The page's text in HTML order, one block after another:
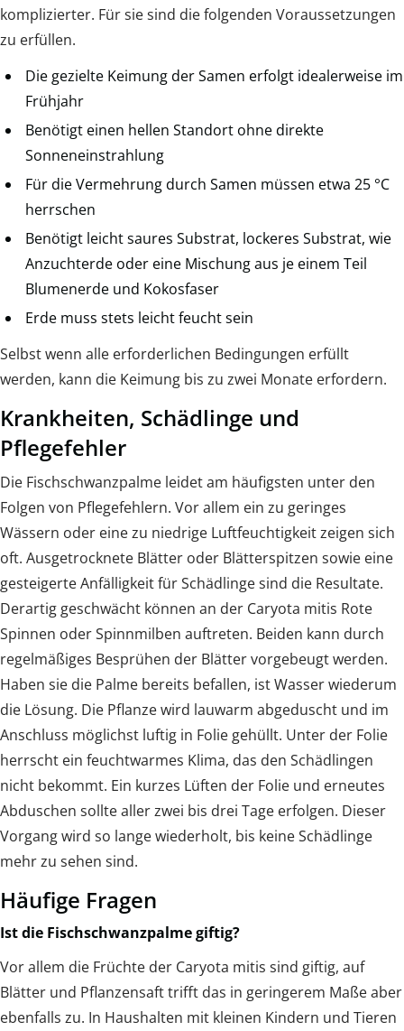
komplizierter. Für sie sind die folgenden Voraussetzungen
zu erfüllen.
Die gezielte Keimung der Samen erfolgt idealerweise im
Frühjahr
Benötigt einen hellen Standort ohne direkte
Sonneneinstrahlung
Für die Vermehrung durch Samen müssen etwa 25 °C
herrschen
Benötigt leicht saures Substrat, lockeres Substrat, wie
Anzuchterde oder eine Mischung aus je einem Teil
Blumenerde und Kokosfaser
Erde muss stets leicht feucht sein
Selbst wenn alle erforderlichen Bedingungen erfüllt
werden, kann die Keimung bis zu zwei Monate erfordern.
Krankheiten, Schädlinge und
Pflegefehler
Die Fischschwanzpalme leidet am häufigsten unter den
Folgen von Pflegefehlern. Vor allem ein zu geringes
Wässern oder eine zu niedrige Luftfeuchtigkeit zeigen sich
oft. Ausgetrocknete Blätter oder Blätterspitzen sowie eine
gesteigerte Anfälligkeit für Schädlinge sind die Resultate.
Derartig geschwächt können an der Caryota mitis Rote
Spinnen oder Spinnmilben auftreten. Beiden kann durch
regelmäßiges Besprühen der Blätter vorgebeugt werden.
Haben sie die Palme bereits befallen, ist Wasser wiederum
die Lösung. Die Pflanze wird lauwarm abgeduscht und im
Anschluss möglichst luftig in Folie gehüllt. Unter der Folie
herrscht ein feuchtwarmes Klima, das den Schädlingen
nicht bekommt. Ein kurzes Lüften der Folie und erneutes
Abduschen sollte aller zwei bis drei Tage erfolgen. Dieser
Vorgang wird so lange wiederholt, bis keine Schädlinge
mehr zu sehen sind.
Häufige Fragen
Ist die Fischschwanzpalme giftig?
Vor allem die Früchte der Caryota mitis sind giftig, auf
Blätter und Pflanzensaft trifft das in geringerem Maße aber
ebenfalls zu. In Haushalten mit kleinen Kindern und Tieren